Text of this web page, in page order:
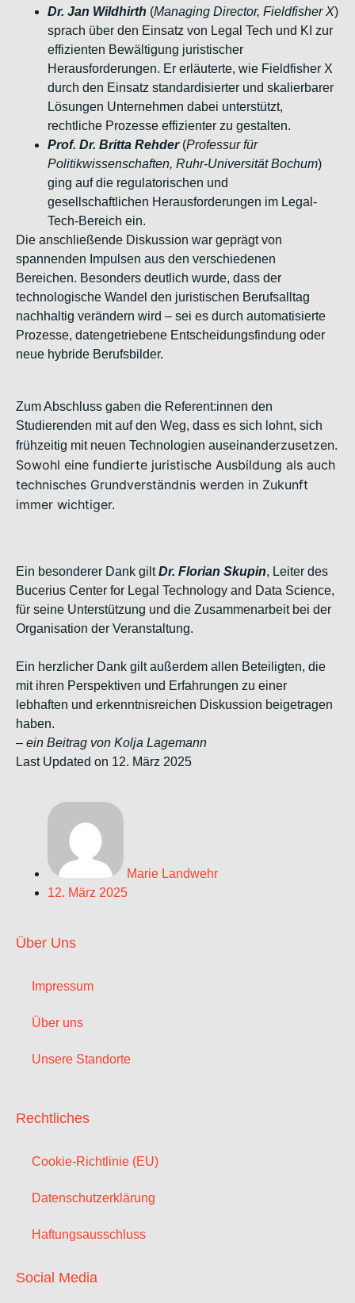
Dr. Jan Wildhirth (Managing Director, Fieldfisher X)
sprach über den Einsatz von Legal Tech und KI zur
effizienten Bewältigung juristischer
Herausforderungen. Er erläuterte, wie Fieldfisher X
durch den Einsatz standardisierter und skalierbarer
Lösungen Unternehmen dabei unterstützt,
rechtliche Prozesse effizienter zu gestalten.
Prof. Dr. Britta Rehder(Professur für
Politikwissenschaften, Ruhr-Universität Bochum)
ging auf die regulatorischen und
gesellschaftlichen Herausforderungen im Legal-
Tech-Bereich ein.
Die anschließende Diskussion war geprägt von
spannenden Impulsen aus den verschiedenen
Bereichen. Besonders deutlich wurde, dass der
technologische Wandel den juristischen Berufsalltag
nachhaltig verändern wird – sei es durch automatisierte
Prozesse, datengetriebene Entscheidungsfindung oder
neue hybride Berufsbilder.
Zum Abschluss gaben die Referent:innen den
Studierenden mit auf den Weg, dass es sich lohnt, sich
frühzeitig mit neuen Technologien auseinanderzusetzen.
Sowohl eine fundierte juristische Ausbildung als auch
technisches Grundverständnis werden in Zukunft
immer wichtiger.
Ein besonderer Dank giltDr. Florian Skupin, Leiter des
Bucerius Center for Legal Technology and Data Science,
für seine Unterstützung und die Zusammenarbeit bei der
Organisation der Veranstaltung.
Ein herzlicher Dank gilt außerdem allen Beteiligten, die
mit ihren Perspektiven und Erfahrungen zu einer
lebhaften und erkenntnisreichen Diskussion beigetragen
haben.
– ein Beitrag von Kolja Lagemann
Last Updated on 12. März 2025
Marie Landwehr
12. März 2025
Über Uns
Impressum
Über uns
Unsere Standorte
Rechtliches
Cookie-Richtlinie (EU)
Datenschutzerklärung
Haftungsausschluss
Social Media